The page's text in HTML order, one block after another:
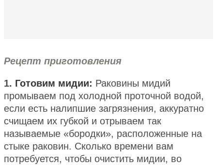
Рецепт приготовления
1. Готовим мидии: Раковины мидий
промываем под холодной проточной водой,
если есть налипшие загрязнения, аккуратно
счищаем их губкой и отрываем так
называемые «бородки», расположенные на
стыке раковин. Сколько времени вам
потребуется, чтобы очистить мидии, во